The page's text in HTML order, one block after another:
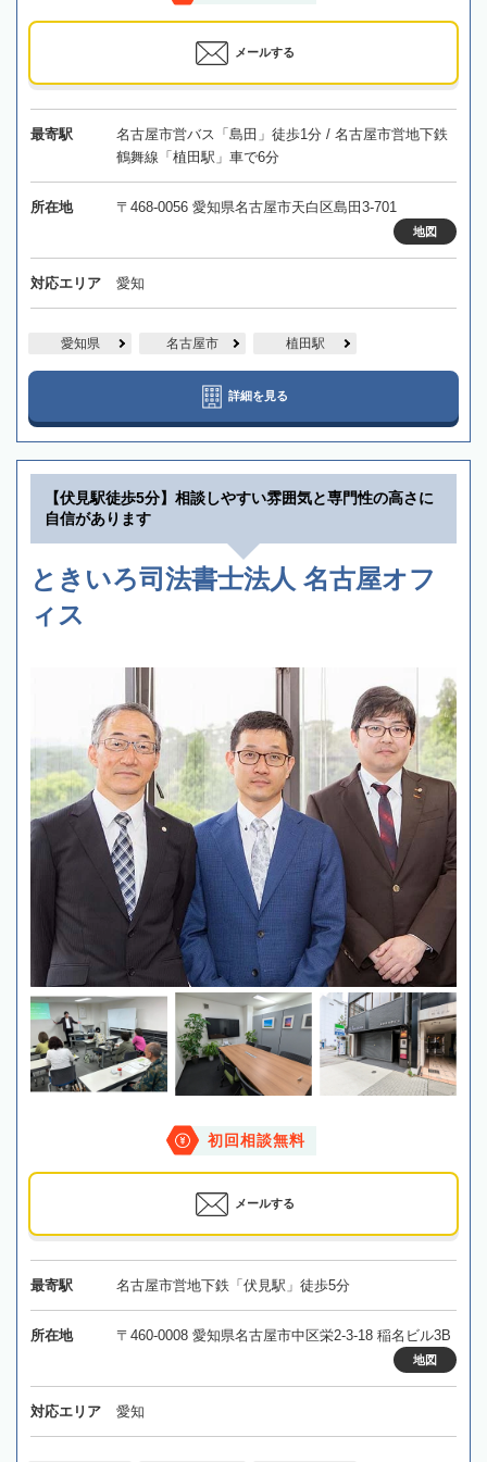
メールする
最寄駅
名古屋市営バス「島田」徒歩1分 / 名古屋市営地下鉄
鶴舞線「植田駅」車で6分
所在地 〒468-0056 愛知県名古屋市天白区島田3-701
地図
対応エリア 愛知
愛知県 名古屋市 植田駅
詳細を見る
【伏見駅徒歩5分】相談しやすい雰囲気と専門性の高さに
自信があります
ときいろ司法書士法人 名古屋オフ
ィス
初回相談無料
メールする
最寄駅 名古屋市営地下鉄「伏見駅」徒歩5分
所在地 〒460-0008 愛知県名古屋市中区栄2-3-18 稲名ビル3B
地図
対応エリア 愛知